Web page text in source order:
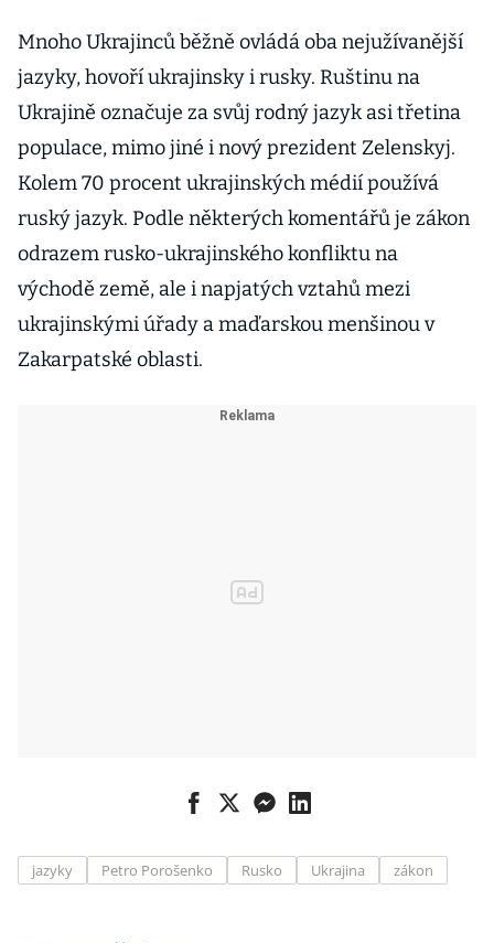
Mnoho Ukrajinců běžně ovládá oba nejužívanější
jazyky, hovoří ukrajinsky i rusky. Ruštinu na
Ukrajině označuje za svůj rodný jazyk asi třetina
populace, mimo jiné i nový prezident Zelenskyj.
Kolem 70 procent ukrajinských médií používá
ruský jazyk. Podle některých komentářů je zákon
odrazem rusko-ukrajinského konfliktu na
východě země, ale i napjatých vztahů mezi
ukrajinskými úřady a maďarskou menšinou v
Zakarpatské oblasti.
jazyky Petro Porošenko Rusko Ukrajina zákon